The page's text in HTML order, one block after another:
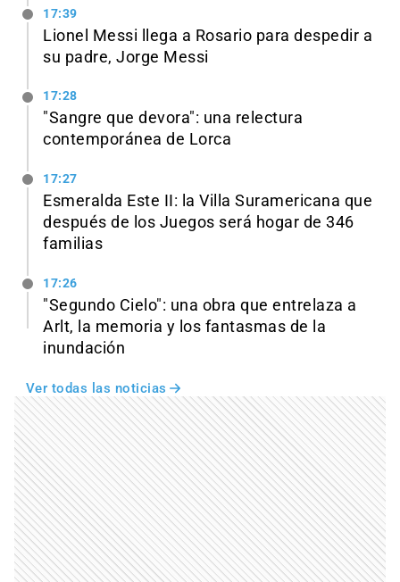
17:39
Lionel Messi llega a Rosario para despedir a
su padre, Jorge Messi
17:28
"Sangre que devora": una relectura
contemporánea de Lorca
17:27
Esmeralda Este II: la Villa Suramericana que
después de los Juegos será hogar de 346
familias
17:26
"Segundo Cielo": una obra que entrelaza a
Arlt, la memoria y los fantasmas de la
inundación
Ver todas las noticias